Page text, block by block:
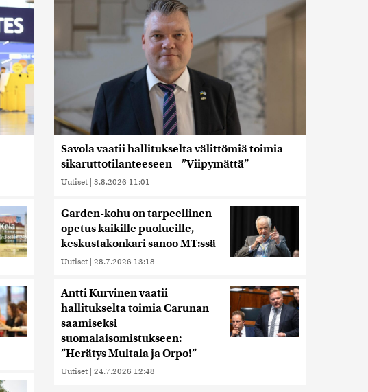
Savola vaatii hallitukselta välittömiä toimia
sikaruttotilanteeseen – ”Viipymättä”
Uutiset | 3.8.2026 11:01
Garden-kohu on tarpeellinen
opetus kaikille puolueille,
keskustakonkari sanoo MT:ssä
Uutiset | 28.7.2026 13:18
Antti Kurvinen vaatii
hallitukselta toimia Carunan
saamiseksi
suomalaisomistukseen:
”Herätys Multala ja Orpo!”
Uutiset | 24.7.2026 12:48